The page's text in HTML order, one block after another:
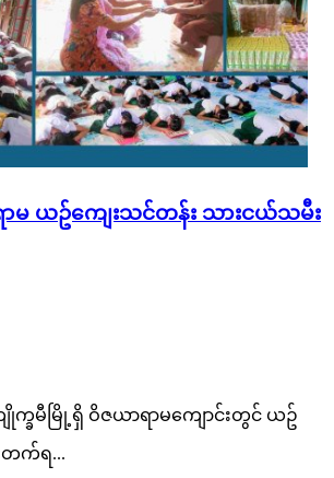
မ ယဥ်ကျေးသင်တန်း သားငယ်သမီး
က္ခမီမြို့ရှိ ဝိဇယာရာမကျောင်းတွင် ယဥ်
တက်ရ...